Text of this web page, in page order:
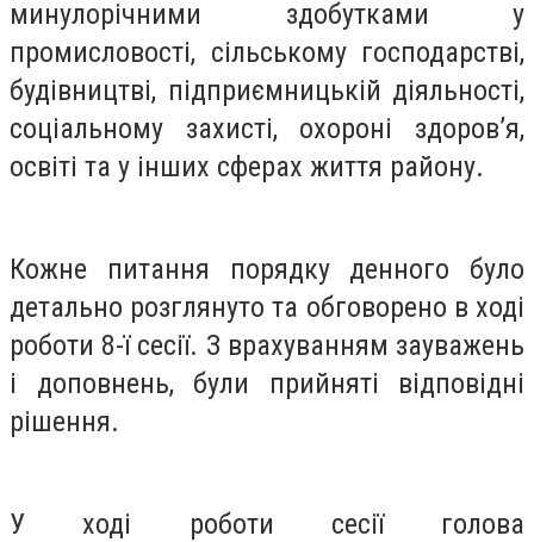
минулорічними здобутками у
промисловості, сільському господарстві,
будівництві, підприємницькій діяльності,
соціальному захисті, охороні здоров’я,
освіті та у інших сферах життя району.
Кожне питання порядку денного було
детально розглянуто та обговорено в ході
роботи 8-ї сесії. З врахуванням зауважень
і доповнень, були прийняті відповідні
рішення.
У ході роботи сесії голова